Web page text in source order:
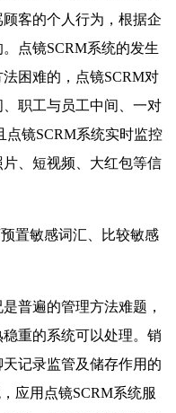
客的个人行为，根据企
点镜SCRM系统的发生
困难的，点镜SCRM对
职工与员工中间、一对
点镜SCRM系统实时监控
、短视频、大红包等信
置敏感词汇、比较敏感
遍的管理方法难题，
重的系统可以处理。销
记录监管及储存作用的
应用点镜SCRM系统服